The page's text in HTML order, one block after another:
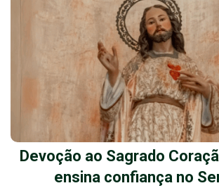
Devoção ao Sagrado
ensina confiança no